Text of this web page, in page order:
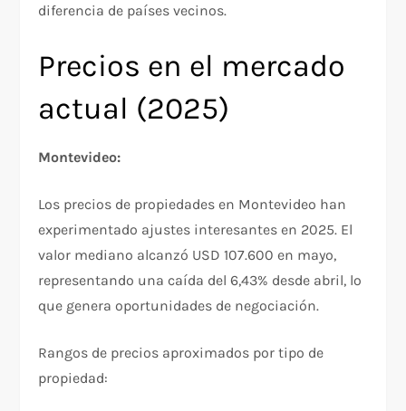
diferencia de países vecinos.​
Precios en el mercado
actual (2025)
Montevideo:
Los precios de propiedades en Montevideo han
experimentado ajustes interesantes en 2025. El
valor mediano alcanzó USD 107.600 en mayo,
representando una caída del 6,43% desde abril, lo
que genera oportunidades de negociación.​
Rangos de precios aproximados por tipo de
propiedad:​